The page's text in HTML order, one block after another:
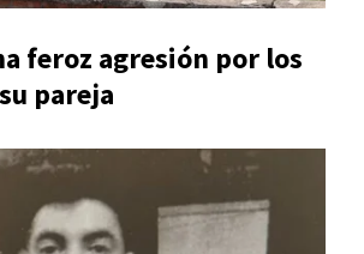
feroz agresión por los
pareja